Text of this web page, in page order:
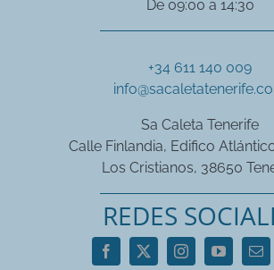
De 09:00 a 14:30
+34 611 140 009
Sa Caleta Tenerife
Calle Finlandia, Edifico
Los Cristianos, 38650
REDES